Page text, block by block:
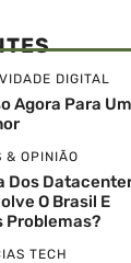
DIGITAL
Agora Para
& OPINIÃO
Dos
O Brasil E
Problemas?
TECH